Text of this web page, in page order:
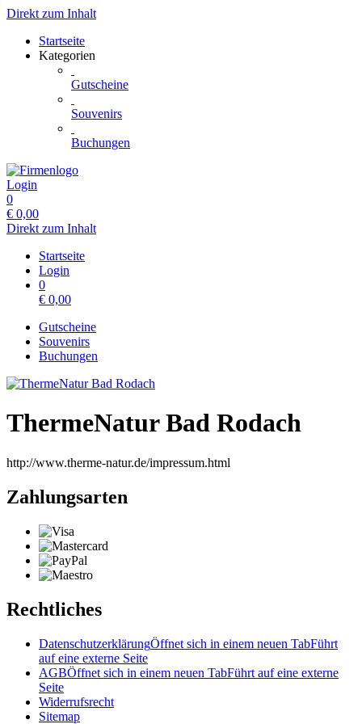
Direkt zum Inhalt
Startseite
Kategorien
Gutscheine
Souvenirs
Buchungen
Login
0
€ 0,00
Direkt zum Inhalt
Startseite
Login
0
€ 0,00
Gutscheine
Souvenirs
Buchungen
ThermeNatur Bad Rodach
http://www.therme-natur.de/impressum.html
Zahlungsarten
Rechtliches
DatenschutzerklärungÖffnet sich in einem neuen TabFührt
auf eine externe Seite
AGBÖffnet sich in einem neuen TabFührt auf eine externe
Seite
Widerrufsrecht
Sitemap